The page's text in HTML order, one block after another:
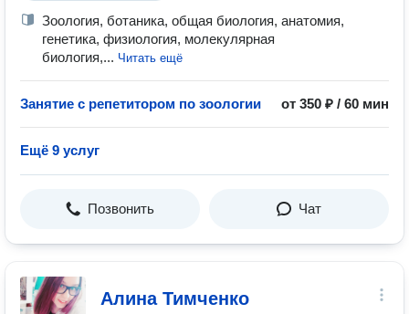
Зоология, ботаника, общая биология, анатомия,
генетика, физиология, молекулярная
биология,... Читать ещё
Занятие с репетитором по зоологии от 350 ₽ / 60 мин
Ещё 9 услуг
Позвонить Чат
Алина Тимченко